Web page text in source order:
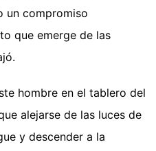
un compromiso
que emerge de las
hombre en el tablero del
alejarse de las luces de
y descender a la